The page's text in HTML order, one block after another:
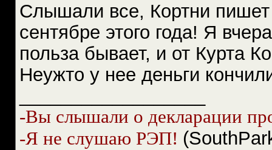
Слышали все, Кортни пишет
сентябре этого года! Я
польза бывает, и от Курта
Неужто у нее деньги
-Вы слышали о декларации
-Я не слушаю РЭП!